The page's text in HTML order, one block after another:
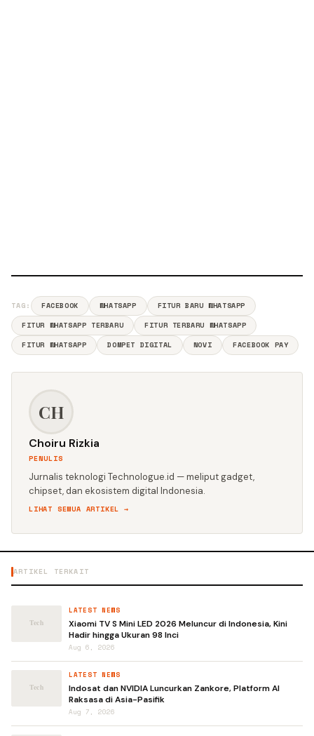
TAG: FACEBOOK WHATSAPP
FITUR BARU WHATSAPP
FITUR WHATSAPP TERBARU
FITUR TERBARU WHATSAPP
FITUR WHATSAPP
DOMPET DIGITAL NOVI FACEBOOK PAY
CH
Choiru Rizkia
PENULIS
Jurnalis teknologi Technologue.id — meliput gadget,
chipset, dan ekosistem digital Indonesia.
LIHAT SEMUA ARTIKEL →
ARTIKEL TERKAIT
LATEST NEWS
Xiaomi TV S Mini LED 2026 Meluncur di Indonesia, Kini
Hadir hingga Ukuran 98 Inci
Aug 6, 2026
LATEST NEWS
Indosat dan NVIDIA Luncurkan Zankore, Platform AI
Raksasa di Asia-Pasifik
Aug 7, 2026